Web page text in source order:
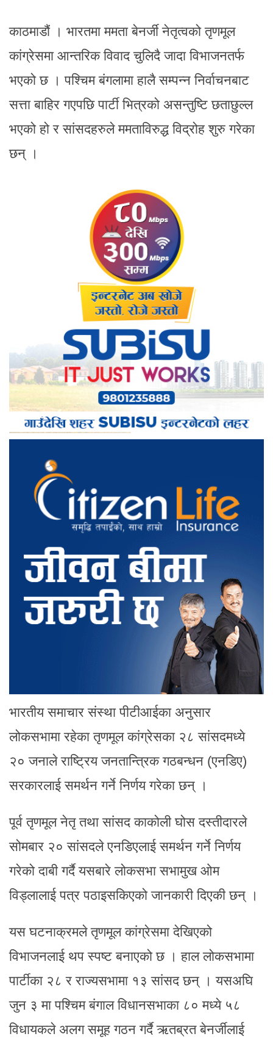
काठमाडौं । भारतमा ममता बेनर्जी नेतृत्वको तृणमूल
कांग्रेसमा आन्तरिक विवाद चुलिदै जादा विभाजनतर्फ
भएको छ । पश्चिम बंगलामा हालै सम्पन्न निर्वाचनबाट
सत्ता बाहिर गएपछि पार्टी भित्रको असन्तुष्टि छताछुल्ल
भएको हो र सांसदहरुले ममताविरुद्ध विद्रोह शुरु गरेका
छन् ।
भारतीय समाचार संस्था पीटीआईका अनुसार
लोकसभामा रहेका तृणमूल कांग्रेसका २८ सांसदमध्ये
२० जनाले राष्ट्रिय जनतान्त्रिक गठबन्धन (एनडिए)
सरकारलाई समर्थन गर्ने निर्णय गरेका छन् ।
पूर्व तृणमूल नेतृ तथा सांसद काकोली घोस दस्तीदारले
सोमबार २० सांसदले एनडिएलाई समर्थन गर्ने निर्णय
गरेको दाबी गर्दै यसबारे लोकसभा सभामुख ओम
विड्लालाई पत्र पठाइसकिएको जानकारी दिएकी छन् ।
यस घटनाक्रमले तृणमूल कांग्रेसमा देखिएको
विभाजनलाई थप स्पष्ट बनाएको छ । हाल लोकसभामा
पार्टीका २८ र राज्यसभामा १३ सांसद छन् । यसअघि
जुन ३ मा पश्चिम बंगाल विधानसभाका ८० मध्ये ५८
विधायकले अलग समूह गठन गर्दै ऋतब्रत बेनर्जीलाई